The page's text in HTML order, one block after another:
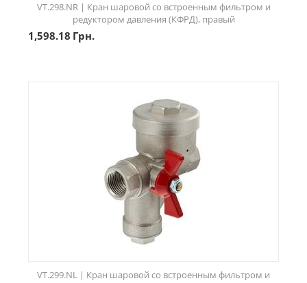
VT.298.NR | Кран шаровой со встроенным фильтром и
редуктором давления (КФРД), правый
1,598.18 Грн.
VT.299.NL | Кран шаровой со встроенным фильтром и